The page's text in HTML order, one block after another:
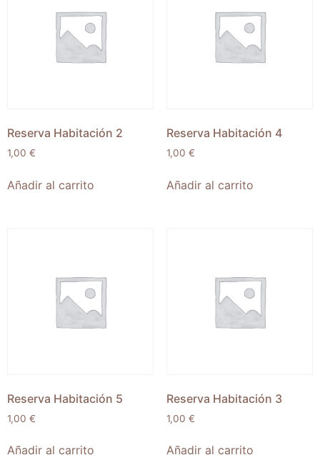
Reserva Habitación 2
1,00 €
Añadir al carrito
Reserva Habitación 4
1,00 €
Añadir al carrito
Reserva Habitación 5
1,00 €
Añadir al carrito
Reserva Habitación 3
1,00 €
Añadir al carrito